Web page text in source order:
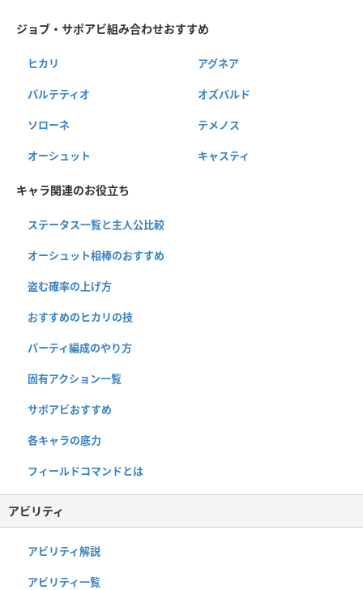
ジョブ・サポアビ組み合わせおすすめ
ヒカリ アグネア
パルテティオ オズバルド
ソローネ テメノス
オーシュット キャスティ
キャラ関連のお役立ち
ステータス一覧と主人公比較
オーシュット相棒のおすすめ
盗む確率の上げ方
おすすめのヒカリの技
パーティ編成のやり方
固有アクション一覧
サポアビおすすめ
各キャラの底力
フィールドコマンドとは
アビリティ
アビリティ解説
アビリティ一覧